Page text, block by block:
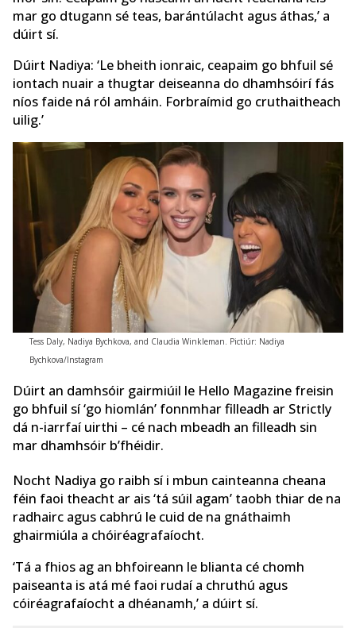
mar go dtugann sé teas, barántúlacht agus áthas,’ a
dúirt sí.
Dúirt Nadiya: ‘Le bheith ionraic, ceapaim go bhfuil sé
iontach nuair a thugtar deiseanna do dhamhsóirí fás
níos faide ná ról amháin. Forbraímid go cruthaitheach
uilig.’
Tess Daly, Nadiya Bychkova, and Claudia Winkleman. Pictiúr: Nadiya
Bychkova/Instagram
Dúirt an damhsóir gairmiúil le Hello Magazine freisin
go bhfuil sí ‘go hiomlán’ fonnmhar filleadh ar Strictly
dá n-iarrfaí uirthi – cé nach mbeadh an filleadh sin
mar dhamhsóir b’fhéidir.
Nocht Nadiya go raibh sí i mbun cainteanna cheana
féin faoi theacht ar ais ‘tá súil agam’ taobh thiar de na
radhairc agus cabhrú le cuid de na gnáthaimh
ghairmiúla a chóiréagrafaíocht.
‘Tá a fhios ag an bhfoireann le blianta cé chomh
paiseanta is atá mé faoi rudaí a chruthú agus
cóiréagrafaíocht a dhéanamh,’ a dúirt sí.